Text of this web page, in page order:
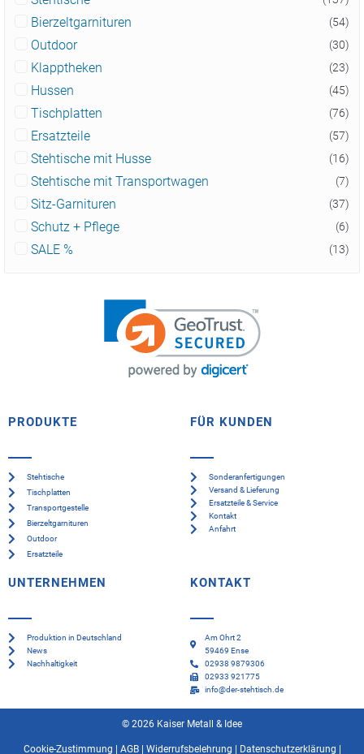
Bierzeltgarnituren (54)
Outdoor (30)
Klapptheken (23)
Hussen (45)
Tischplatten (76)
Ersatzteile (57)
Stehtische mit Husse (16)
Stehtische mit Transportwagen (7)
Sitz-Garnituren (37)
Schutz + Pflege (6)
SALE % (13)
PRODUKTE
Stehtische
Tischplatten
Transportgestelle
Bierzeltgarnituren
Outdoor
Ersatzteile
FÜR KUNDEN
Sonderanfertigungen
Versand & Lieferung
Ersatzteile & Service
Kontakt
Anfahrt
UNTERNEHMEN
Produktion in Deutschland
News
Nachhaltigkeit
KONTAKT
Am Ohrt 2
59469 Ense
02938 9879306
02933 921775
info@der-stehtisch.de
© 2026 Kaiser Metall & Idee
Cookie-Zustimmung AGB| Widerrufsbelehrung Datenschutzerklärung